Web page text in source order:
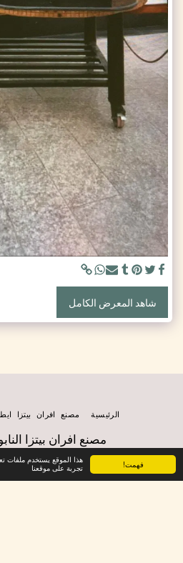
فهمت!
هذا الموقع يستخدم ملفات
تجربة على موقعنا
شاهد المعرض الكامل
مصنع افران بيتزا
الخصوصية
الرئيسية مصنع افران بيتزا